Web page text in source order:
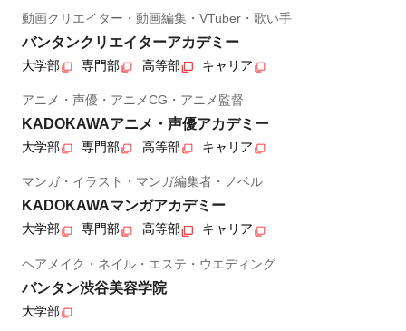
動画クリエイター・動画編集・VTuber・歌い手
バンタンクリエイターアカデミー
大学部 専門部 高等部 キャリア
アニメ・声優・アニメCG・アニメ監督
KADOKAWAアニメ・声優アカデミー
大学部 専門部 高等部 キャリア
マンガ・イラスト・マンガ編集者・ノベル
KADOKAWAマンガアカデミー
大学部 専門部 高等部 キャリア
ヘアメイク・ネイル・エステ・ウエディング
バンタン渋谷美容学院
大学部